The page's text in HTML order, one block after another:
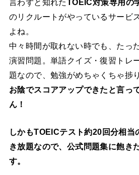
言わずと知れたTOEIC対策専用の
のリクルートがやっているサービ
よね。
中々時間が取れない時でも、たっ
演習問題。単語クイズ・復習トレ
題なので、勉強がめちゃくちゃ捗
お陰でスコアアップできたと言っ
ん！
しかもTOEICテスト約20回分相当
き放題なので、公式問題集に飽き
す。